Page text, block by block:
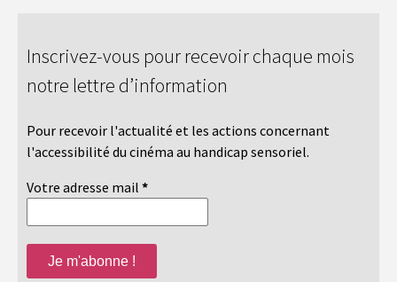
Inscrivez-vous pour recevoir chaque mois
notre lettre d’information
Pour recevoir l'actualité et les actions concernant
l'accessibilité du cinéma au handicap sensoriel.
Votre adresse mail *